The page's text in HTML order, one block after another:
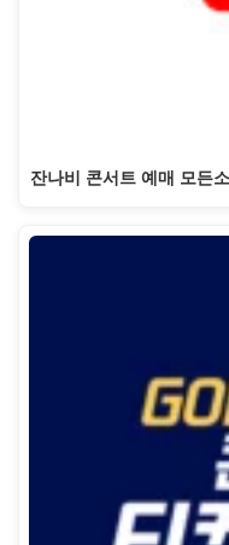
잔나비 콘서트 예매 모든